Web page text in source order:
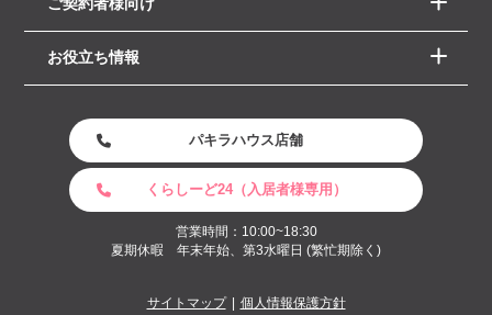
お役立ち情報
パキラハウス店舗
くらしーど24（入居者様専用）
営業時間：10:00~18:30
夏期休暇 年末年始、第3水曜日 (繁忙期除く)
サイトマップ 個人情報保護方針